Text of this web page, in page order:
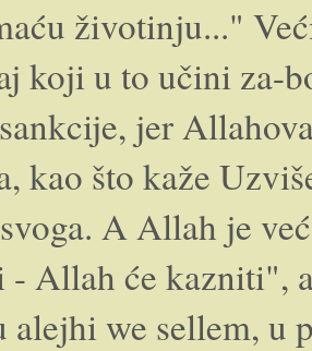
životinju..."
koji u to učini za-
jer
kao što kaže
A Allah je
- Allah će kazniti",
alejhi we sellem, u